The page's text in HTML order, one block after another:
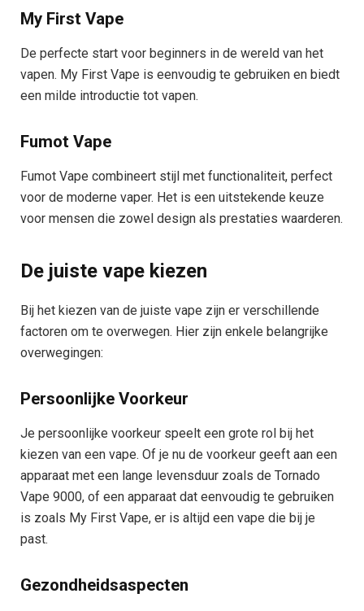
My First Vape
De perfecte start voor beginners in de wereld van het
vapen. My First Vape is eenvoudig te gebruiken en biedt
een milde introductie tot vapen.
Fumot Vape
Fumot Vape combineert stijl met functionaliteit, perfect
voor de moderne vaper. Het is een uitstekende keuze
voor mensen die zowel design als prestaties waarderen.
De juiste vape kiezen
Bij het kiezen van de juiste vape zijn er verschillende
factoren om te overwegen. Hier zijn enkele belangrijke
overwegingen:
Persoonlijke Voorkeur
Je persoonlijke voorkeur speelt een grote rol bij het
kiezen van een vape. Of je nu de voorkeur geeft aan een
apparaat met een lange levensduur zoals de Tornado
Vape 9000, of een apparaat dat eenvoudig te gebruiken
is zoals My First Vape, er is altijd een vape die bij je
past.
Gezondheidsaspecten